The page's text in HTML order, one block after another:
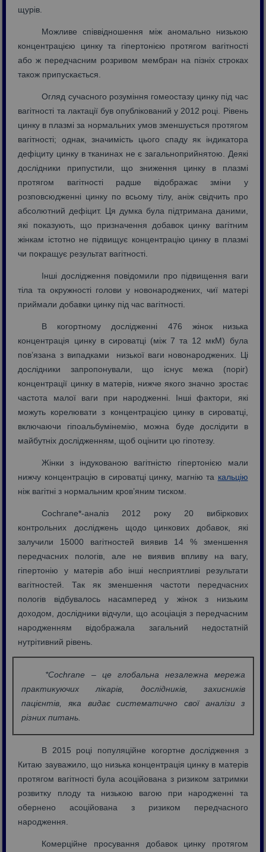
щурів.
Можливе співвідношення між аномально низькою
концентрацією цинку та гіпертонією протягом вагітності
або ж передчасним розривом мембран на пізніх строках
також припускається.
Огляд сучасного розуміння гомеостазу цинку під час
вагітності та лактації був опублікований у 2012 році. Рівень
цинку в плазмі за нормальних умов зменшується протягом
вагітності; однак, значимість цього спаду як індикатора
дефіциту цинку в тканинах не є загальноприйнятою. Деякі
дослідники припустили, що зниження цинку в плазмі
протягом вагітності радше відображає зміни у
розповсюдженні цинку по всьому тілу, аніж свідчить про
абсолютний дефіцит. Ця думка була підтримана даними,
які показують, що призначення добавок цинку вагітним
жінкам істотно не підвищує концентрацію цинку в плазмі
чи покращує результат вагітності.
Інші дослідження повідомили про підвищення ваги
тіла та окружності голови у новонароджених, чиї матері
приймали добавки цинку під час вагітності.
В когортному дослідженні 476 жінок низька
концентрація цинку в сироватці (між 7 та 12 мкМ) була
пов’язана з випадками низької ваги новонароджених. Ці
дослідники запропонували, що існує межа (поріг)
концентрації цинку в матерів, нижче якого значно зростає
частота малої ваги при народженні. Інші фактори, які
можуть корелювати з концентрацією цинку в сироватці,
включаючи гіпоальбумінемію, можна буде дослідити в
майбутніх дослідженням, щоб оцінити цю гіпотезу.
Жінки з індукованою вагітністю гіпертонією мали
нижчу концентрацію в сироватці цинку, магнію та кальцію
ніж вагітні з нормальним кров’яним тиском.
Cochrane*-аналіз 2012 року 20 вибіркових
контрольних досліджень щодо цинкових добавок, які
залучили 15000 вагітностей виявив 14 % зменшення
передчасних пологів, але не виявив впливу на вагу,
гіпертонію у матерів або інші несприятливі результати
вагітностей. Так як зменшення частоти передчасних
пологів відбувалось насамперед у жінок з низьким
доходом, дослідники відчули, що асоціація з передчасним
народженням відображала загальний недостатній
нутрітивний рівень.
*Cochrane – це глобальна незалежна мережа
практикуючих лікарів, дослідників, захисників
пацієнтів, яка видає систематично свої аналізи з
різних питань.
В 2015 році популяційне когортне дослідження з
Китаю зауважило, що низька концентрація цинку в матерів
протягом вагітності була асоційована з ризиком затримки
розвитку плоду та низькою вагою при народженні та
обернено асоційована з ризиком передчасного
народження.
Комерційне просування добавок цинку протягом